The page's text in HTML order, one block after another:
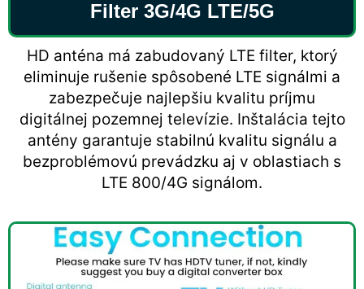
Filter 3G/4G LTE/5G
HD anténa má zabudovaný LTE filter, ktorý
eliminuje rušenie spôsobené LTE signálmi a
zabezpečuje najlepšiu kvalitu príjmu
digitálnej pozemnej televízie. Inštalácia tejto
antény garantuje stabilnú kvalitu signálu a
bezproblémovú prevádzku aj v oblastiach s
LTE 800/4G signálom.